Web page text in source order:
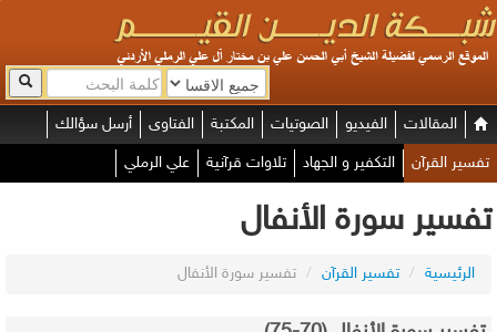
المقالات الفيديو الصوتيات المكتبة الفتاوى أرسل سؤالك
تفسير القرآن التكفير و الجهاد تلاوات قرآنية علي الرملي
تفسير سورة الأنفال
الرئيسية / تفسير القرآن / تفسير سورة الأنفال